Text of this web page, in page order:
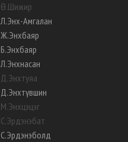
Ө.Шижир
Л.Энх-Амгалан
Ж.Энхбаяр
Б.Энхбаяр
Л.Энхнасан
Д.Энхтуяа
Д.Энхтүвшин
М.Энхцэцэг
С.Эрдэнэбат
С.Эрдэнэболд